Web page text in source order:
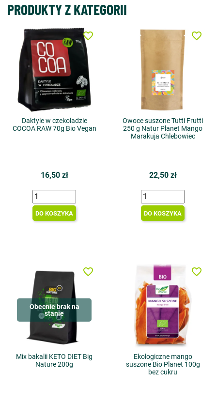
PRODUKTY Z KATEGORII
Daktyle w czekoladzie
COCOA RAW 70g Bio Vegan
16,50 zł
DO KOSZYKA
favorite_border
Owoce suszone Tutti Frutti
250 g Natur Planet Mango
Marakuja Chlebowiec
22,50 zł
DO KOSZYKA
favorite_border
Obecnie brak na
stanie
Mix bakalii KETO DIET Big
Nature 200g
favorite_border
Ekologiczne mango
suszone Bio Planet 100g
bez cukru
favorite_border